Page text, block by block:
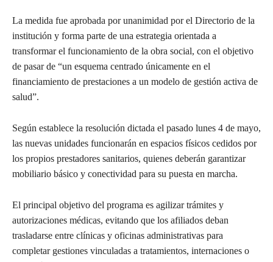
La medida fue aprobada por unanimidad por el Directorio de la
institución y forma parte de una estrategia orientada a
transformar el funcionamiento de la obra social, con el objetivo
de pasar de “un esquema centrado únicamente en el
financiamiento de prestaciones a un modelo de gestión activa de
salud”.
Según establece la resolución dictada el pasado lunes 4 de mayo,
las nuevas unidades funcionarán en espacios físicos cedidos por
los propios prestadores sanitarios, quienes deberán garantizar
mobiliario básico y conectividad para su puesta en marcha.
El principal objetivo del programa es agilizar trámites y
autorizaciones médicas, evitando que los afiliados deban
trasladarse entre clínicas y oficinas administrativas para
completar gestiones vinculadas a tratamientos, internaciones o